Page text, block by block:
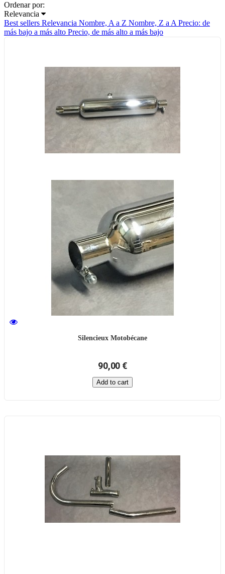
Ordenar por:
Relevancia
Best sellers Relevancia Nombre, A a Z Nombre, Z a A Precio: de
más bajo a más alto Precio, de más alto a más bajo
Silencieux Motobécane
90,00 €
Add to cart